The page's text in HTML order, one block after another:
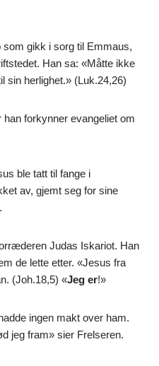
gikk i sorg til Emmaus,
Han sa: «Måtte ikke
sin herlighet.» (Luk.24,26)
forkynner evangeliet om
ble tatt til fange i
av, gjemt seg for sine
Judas Iskariot. Han
de lette etter. «Jesus fra
(Joh.18,5) «Jeg er!»
ingen makt over ham.
jeg fram» sier Frelseren.